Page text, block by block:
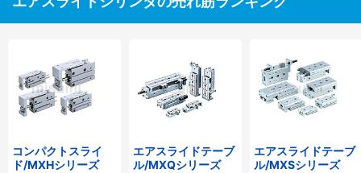
コンパクトスライ
ド/MXHシリーズ
エアスライドテーブ
ル/MXQシリーズ
エアスライドテーブ
ル/MXSシリーズ